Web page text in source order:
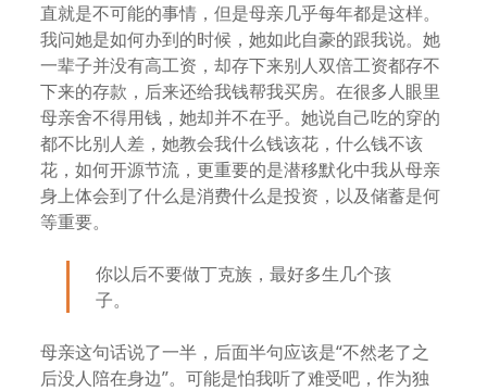
直就是不可能的事情，但是母亲几乎每年都是这样。
我问她是如何办到的时候，她如此自豪的跟我说。她
一辈子并没有高工资，却存下来别人双倍工资都存不
下来的存款，后来还给我钱帮我买房。在很多人眼里
母亲舍不得用钱，她却并不在乎。她说自己吃的穿的
都不比别人差，她教会我什么钱该花，什么钱不该
花，如何开源节流，更重要的是潜移默化中我从母亲
身上体会到了什么是消费什么是投资，以及储蓄是何
等重要。
你以后不要做丁克族，最好多生几个孩
子。
母亲这句话说了一半，后面半句应该是“不然老了之
后没人陪在身边”。可能是怕我听了难受吧，作为独